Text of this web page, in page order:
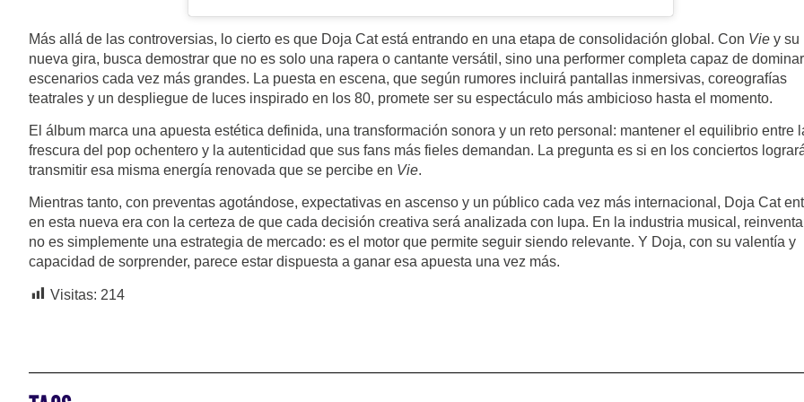
Más allá de las controversias, lo cierto es que Doja Cat está entrando en una etapa de consolidación global. Con Vie y su
nueva gira, busca demostrar que no es solo una rapera o cantante versátil, sino una performer completa capaz de dominar
escenarios cada vez más grandes. La puesta en escena, que según rumores incluirá pantallas inmersivas, coreografías
teatrales y un despliegue de luces inspirado en los 80, promete ser su espectáculo más ambicioso hasta el momento.
El álbum marca una apuesta estética definida, una transformación sonora y un reto personal: mantener el equilibrio entre
frescura del pop ochentero y la autenticidad que sus fans más fieles demandan. La pregunta es si en los conciertos
transmitir esa misma energía renovada que se percibe en Vie.
Mientras tanto, con preventas agotándose, expectativas en ascenso y un público cada vez más internacional, Doja Cat
en esta nueva era con la certeza de que cada decisión creativa será analizada con lupa. En la industria musical,
no es simplemente una estrategia de mercado: es el motor que permite seguir siendo relevante. Y Doja, con su valentía y
capacidad de sorprender, parece estar dispuesta a ganar esa apuesta una vez más.
Visitas: 214